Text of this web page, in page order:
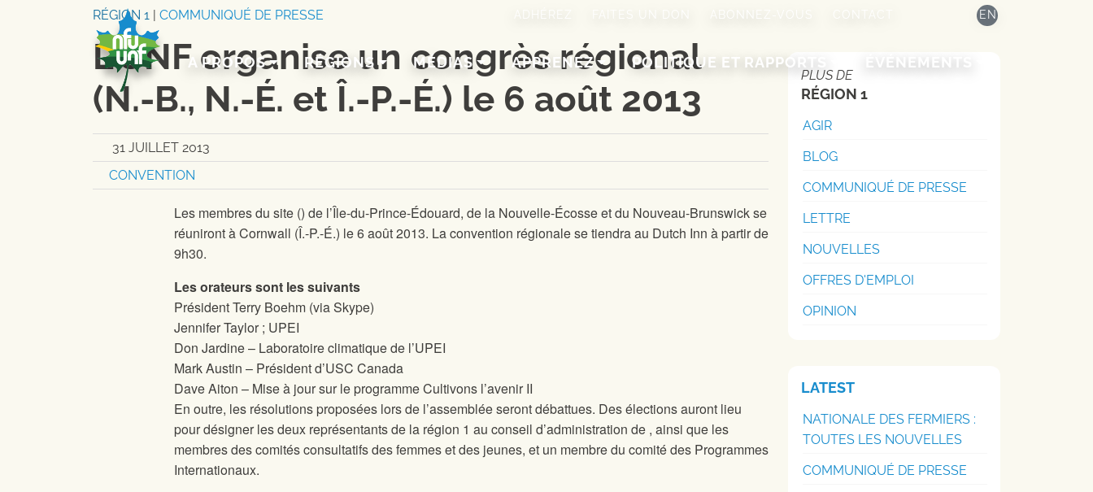
ADHÉREZ ABONNEZ-VOUS EN
A PROPOS RÉGIONS MÉDIAS APPRENEZ POLITIQUE ET RAPPORTS ÉVÉNEMENTS
RÉGION 1 COMMUNIQUÉ DE PRESSE
L’UNF organise un congrès régional
(N.-B., N.-É. et Î.-P.-É.) le 6 août 2013
31 JUILLET 2013
CONVENTION
Les membres du site () de l’Île-du-Prince-Édouard, de la Nouvelle-Écosse et du Nouveau-Brunswick se
réuniront à Cornwall (Î.-P.-É.) le 6 août 2013. La convention régionalese tiendra au Dutch Inn à partir de
9h30.
Les orateurs sont les suivants
Président Terry Boehm (via Skype)
Jennifer Taylor ; UPEI
Don Jardine – Laboratoire climatique de l’UPEI
Mark Austin – Président d’USC Canada
Dave Aiton – Mise à jour sur le programme Cultivons l’avenir II
En outre, les résolutions proposées lors de l’assemblée seront débattues. Des élections auront lieu
pour désigner les deux représentants de la région 1 au conseil d’administration de , ainsi que les
membres des comités consultatifs des femmes et des jeunes, et un membre du comité des Programmes
Internationaux.
PLUS DE
RÉGION 1
AGIR
BLOG
COMMUNIQUÉ DE PRESSE
LETTRE
NOUVELLES
OFFRES D'EMPLOI
OPINION
LATEST
NATIONALE DES FERMIERS :
TOUTES LES NOUVELLES
COMMUNIQUÉ DE PRESSE